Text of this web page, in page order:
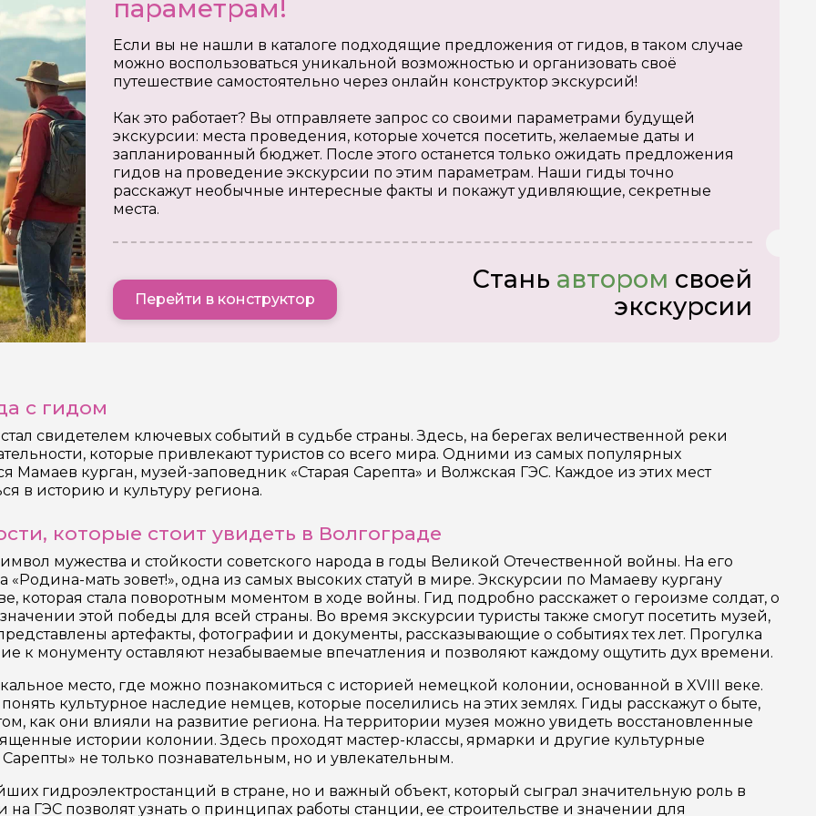
параметрам!
Если вы не нашли в каталоге подходящие предложения от гидов, в таком случае
можно воспользоваться уникальной возможностью и организовать своё
путешествие самостоятельно через онлайн конструктор экскурсий!
Как это работает? Вы отправляете запрос со своими параметрами будущей
экскурсии: места проведения, которые хочется посетить, желаемые даты и
запланированный бюджет. После этого останется только ожидать предложения
гидов на проведение экскурсии по этим параметрам. Наши гиды точно
расскажут необычные интересные факты и покажут удивляющие, секретные
места.
Перейти в конструктор
Стань автором своей
экскурсии
с гидом
свидетелем ключевых событий в судьбе страны. Здесь, на берегах величественной реки
которые привлекают туристов со всего мира. Одними из самых популярных
Мамаев курган, музей-заповедник «Старая Сарепта» и Волжская ГЭС. Каждое из этих мест
в историю и культуру региона.
которые стоит увидеть в Волгограде
мужества и стойкости советского народа в годы Великой Отечественной войны. На его
мать зовет!», одна из самых высоких статуй в мире. Экскурсии по Мамаеву кургану
которая стала поворотным моментом в ходе войны. Гид подробно расскажет о героизме солдат, о
этой победы для всей страны. Во время экскурсии туристы также смогут посетить музей,
артефакты, фотографии и документы, рассказывающие о событиях тех лет. Прогулка
к монументу оставляют незабываемые впечатления и позволяют каждому ощутить дух времени.
место, где можно познакомиться с историей немецкой колонии, основанной в XVIII веке.
культурное наследие немцев, которые поселились на этих землях. Гиды расскажут о быте,
как они влияли на развитие региона. На территории музея можно увидеть восстановленные
истории колонии. Здесь проходят мастер-классы, ярмарки и другие культурные
не только познавательным, но и увлекательным.
гидроэлектростанций в стране, но и важный объект, который сыграл значительную роль в
ГЭС позволят узнать о принципах работы станции, ее строительстве и значении для